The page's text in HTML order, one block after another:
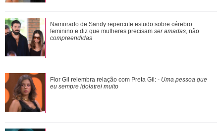
De galã de novelas a problemas com substâncias
químicas... Veja as polêmicas que rondam R...
Shawn Mendes, João Guilherme, Enzo Celulari... Relembre
os amores - e affairs - de Bruna Mar...
Namorado de Sandy repercute estudo sobre cérebro
feminino e diz que mulheres precisam ser amadas, não
compreendidas
Flor Gil relembra relação com Preta Gil: - Uma pessoa que
eu sempre idolatrei muito